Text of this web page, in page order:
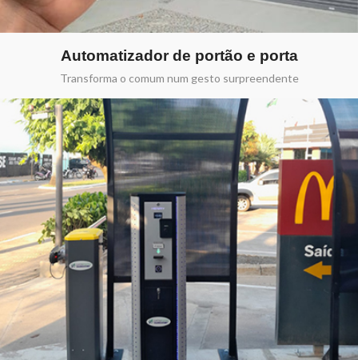
Automatizador de portão e porta
Transforma o comum num gesto surpreendente